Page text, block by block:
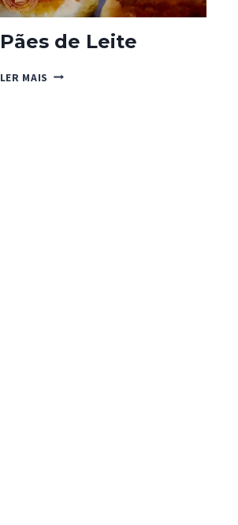
Pães de Leite
LER MAIS PÃES